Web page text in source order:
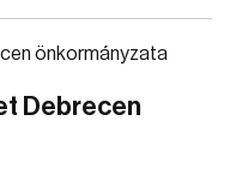
Debrecen